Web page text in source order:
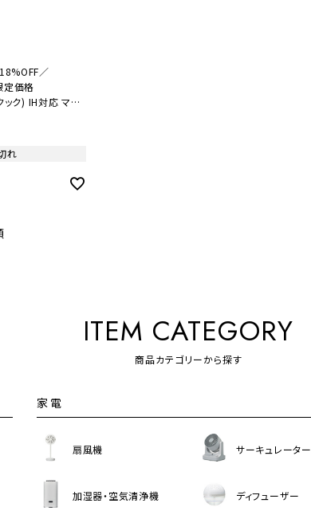
／
定価格
ク) IH対応 マル
アイボリー
】
れ
ITEM CATEGORY
商品カテゴリーから探す
家電
扇風機 サーキュレーター
加湿器・空気清浄機 ディフューザー